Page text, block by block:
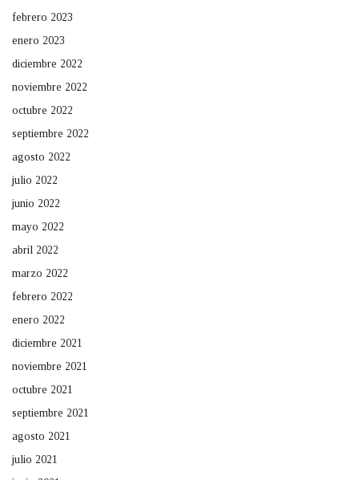
febrero 2023
enero 2023
diciembre 2022
noviembre 2022
octubre 2022
septiembre 2022
agosto 2022
julio 2022
junio 2022
mayo 2022
abril 2022
marzo 2022
febrero 2022
enero 2022
diciembre 2021
noviembre 2021
octubre 2021
septiembre 2021
agosto 2021
julio 2021